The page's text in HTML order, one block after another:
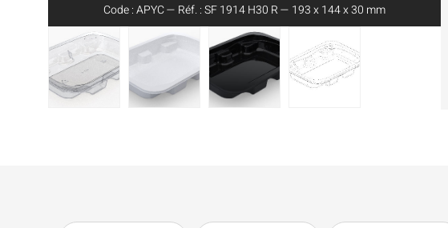
Code : APYC — Réf. : SF 1914 H30 R — 193 x 144 x 30 mm